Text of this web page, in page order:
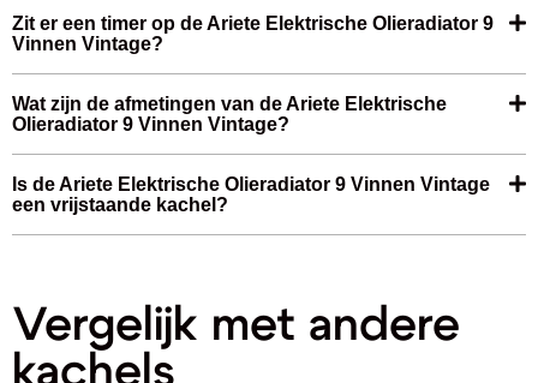
Zit er een timer op de Ariete Elektrische Olieradiator 9
Vinnen Vintage?
Wat zijn de afmetingen van de Ariete Elektrische
Olieradiator 9 Vinnen Vintage?
Is de Ariete Elektrische Olieradiator 9 Vinnen Vintage
een vrijstaande kachel?
Vergelijk met andere
kachels